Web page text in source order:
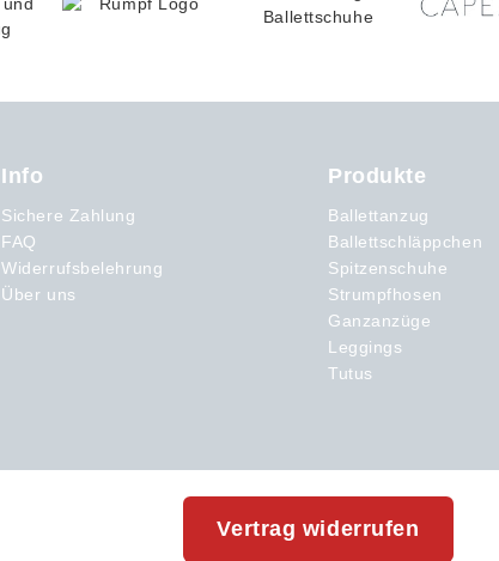
Info
Sichere Zahlung
FAQ
Widerrufsbelehrung
Über uns
Produkte
Ballettanzug
Ballettschläppchen
Spitzenschuhe
Strumpfhosen
Ganzanzüge
Leggings
Tutus
Vertrag widerrufen